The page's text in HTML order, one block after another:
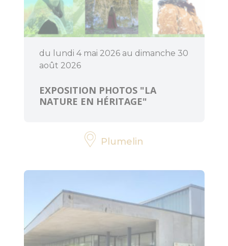
Trésors
architecturaux
Jardins et
Centre
Morbihan
Destination
du lundi 4 mai 2026 au dimanche 30
août 2026
EXPOSITION PHOTOS "LA
NATURE EN HÉRITAGE"
Plumelin